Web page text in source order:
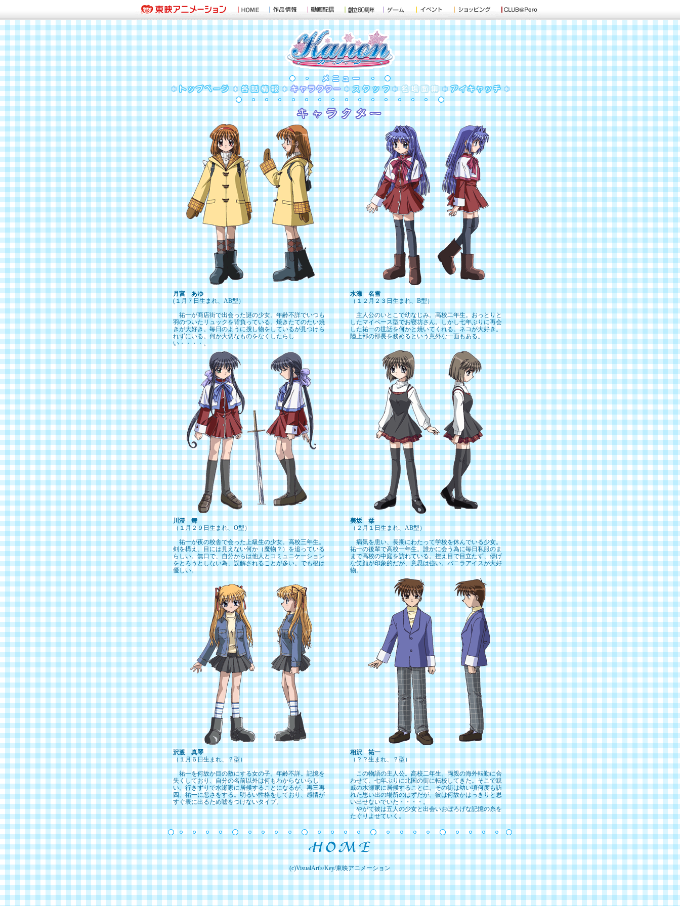
月宮 あゆ
(１月７日生まれ、AB型）
祐一が商店街で出会った謎の少女。年齢不詳でいつも
羽のついたリュックを背負っている。焼きたてのたい焼
きが大好き。毎日のように捜し物をしているが見つけら
れずにいる。何か大切なものをなくしたらし
い・・・・。
水瀬 名雪
（１２月２３日生まれ、B型）
主人公のいとこで幼なじみ。高校二年生。おっとりと
したマイペース型でお寝坊さん。しかし七年ぶりに再会
した祐一の世話を何かと焼いてくれる。ネコが大好き。
陸上部の部長を務めるという意外な一面もある。
川澄 舞
（１月２９日生まれ、O型）
祐一が夜の校舎で会った上級生の少女。高校三年生。
剣を構え、目には見えない何か（魔物？）を追っている
らしい。無口で、自分からは他人とコミュニケーション
をとろうとしない為、誤解されることが多い。でも根は
優しい。
美坂 栞
（２月１日生まれ、AB型）
病気を患い、長期にわたって学校を休んでいる少女。
祐一の後輩で高校一年生。誰かに会う為に毎日私服のま
まで高校の中庭を訪れている。控え目で目立たず、儚げ
な笑顔が印象的だが、意思は強い。バニラアイスが大好
物。
沢渡 真琴
（１月６日生まれ、？型）
祐一を何故か目の敵にする女の子。年齢不詳。記憶を
失くしており、自分の名前以外は何もわからないらし
い。行きずりで水瀬家に居候することになるが、再三再
四、祐一に悪さをする。明るい性格をしており、感情が
すぐ表に出るため嘘をつけないタイプ。
相沢 祐一
（？？生まれ、？型）
この物語の主人公。高校二年生。両親の海外転勤に合
わせて、七年ぶりに北国の街に転校してきた。そこで親
戚の水瀬家に居候することに。その街は幼い頃何度も訪
れた思い出の場所のはずだが、彼は何故かはっきりと思
い出せないでいた・・・・。
やがて彼は五人の少女と出会いおぼろげな記憶の糸を
たぐりよせていく。
(c)VisualArt's/Key/東映アニメーション